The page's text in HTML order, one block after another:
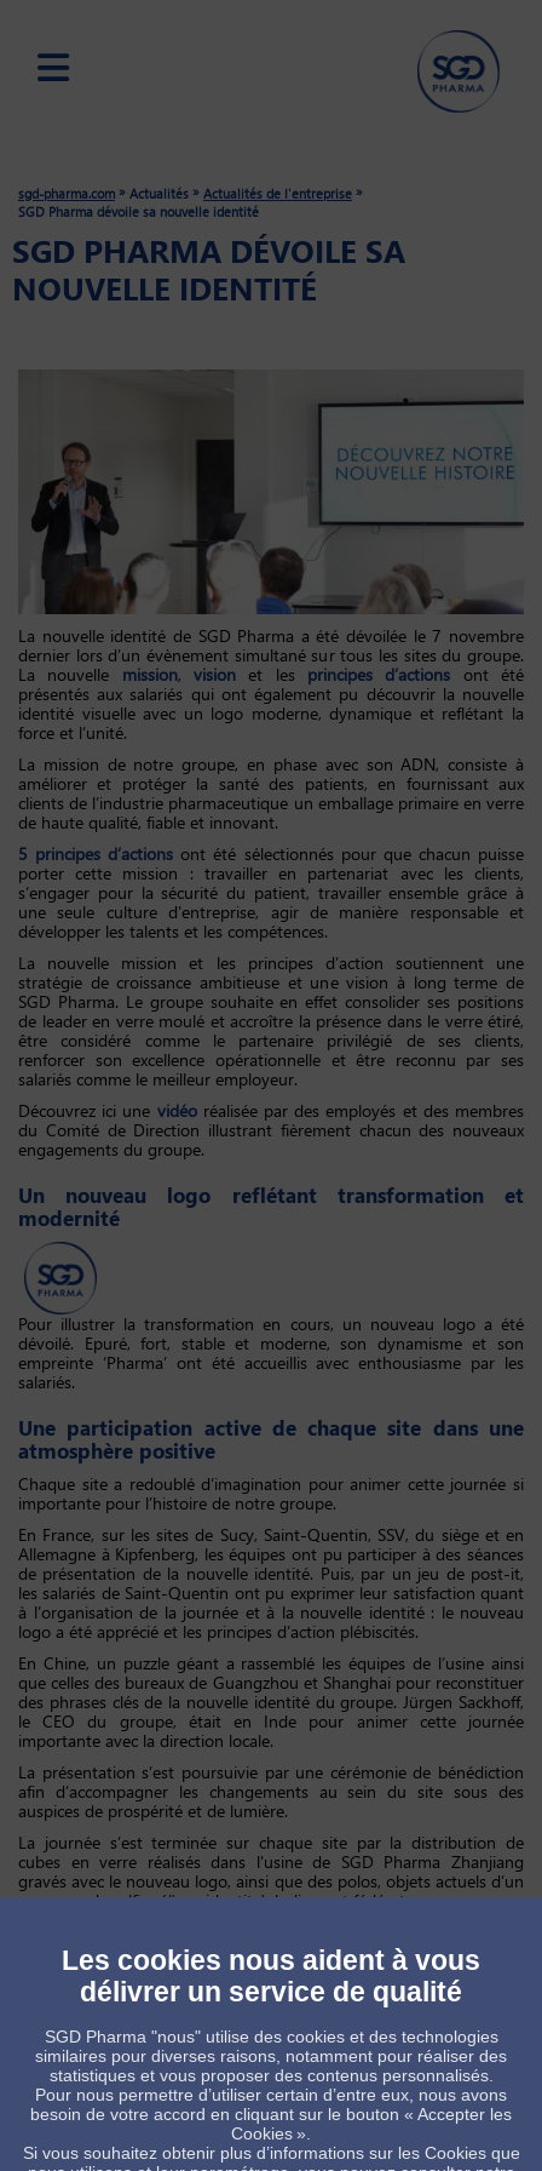
content
sgd-pharma.com » Actualités » Actualités de l'entreprise »
SGD Pharma dévoile sa nouvelle identité
SGD PHARMA DÉVOILE SA
NOUVELLE IDENTITÉ
La nouvelle identité de SGD Pharma a été dévoilée le 7 novembre
dernier lors d’un évènement simultané sur tous les sites du groupe.
La nouvelle mission,vision et les principes d’actions ont été
présentés aux salariés qui ont également pu découvrir la nouvelle
identité visuelle avec un logo moderne, dynamique et reflétant la
force et l’unité.
La mission de notre groupe, en phase avec son ADN, consiste à
améliorer et protéger la santé des patients, en fournissant aux
clients de l’industrie pharmaceutique un emballage primaire en verre
de haute qualité, fiable et innovant.
5 principes d’actions ont été sélectionnés pour que chacun puisse
porter cette mission : travailler en partenariat avec les clients,
s’engager pour la sécurité du patient, travailler ensemble grâce à
une seule culture d’entreprise, agir de manière responsable et
développer les talents et les compétences.
La nouvelle mission et les principes d’action soutiennent une
stratégie de croissance ambitieuse et une vision à long terme de
SGD Pharma. Le groupe souhaite en effet consolider ses positions
de leader en verre moulé et accroître la présence dans le verre étiré,
être considéré comme le partenaire privilégié de ses clients,
renforcer son excellence opérationnelle et être reconnu par ses
salariés comme le meilleur employeur.
Découvrez ici une vidéoréalisée par des employés et des membres
du Comité de Direction illustrant fièrement chacun des nouveaux
engagements du groupe.
Un nouveau logo reflétant transformation et
modernité
Pour illustrer la transformation en cours, un nouveau logo a été
dévoilé. Epuré, fort, stable et moderne, son dynamisme et son
empreinte ‘Pharma’ ont été accueillis avec enthousiasme par les
salariés.
Une participation active de chaque site dans une
atmosphère positive
Chaque site a redoublé d’imagination pour animer cette journée si
importante pour l’histoire de notre groupe.
En France, sur les sites de Sucy, Saint-Quentin, SSV, du siège et en
Allemagne à Kipfenberg, les équipes ont pu participer à des séances
de présentation de la nouvelle identité. Puis, par un jeu de post-it,
les salariés de Saint-Quentin ont pu exprimer leur satisfaction quant
à l’organisation de la journée et à la nouvelle identité : le nouveau
logo a été apprécié et les principes d’action plébiscités.
En Chine, un puzzle géant a rassemblé les équipes de l’usine ainsi
que celles des bureaux de Guangzhou et Shanghai pour reconstituer
des phrases clés de la nouvelle identité du groupe. Jürgen Sackhoff,
le CEO du groupe, était en Inde pour animer cette journée
importante avec la direction locale.
La présentation s’est poursuivie par une cérémonie de bénédiction
afin d’accompagner les changements au sein du site sous des
auspices de prospérité et de lumière.
La journée s’est terminée sur chaque site par la distribution de
cubes en verre réalisés dans l'usine de SGD Pharma Zhanjiang
gravés avec le nouveau logo, ainsi que des polos, objets actuels d’un
concours de selfies (#newidentity), ludique et fédérateur.
Les cookies nous aident à vous
délivrer un service de qualité
SGD Pharma "nous" utilise des cookies et des technologies
similaires pour diverses raisons, notamment pour réaliser des
statistiques et vous proposer des contenus personnalisés.
Pour nous permettre d’utiliser certain d’entre eux, nous avons
besoin de votre accord en cliquant sur le bouton « Accepter les
Cookies ».
Si vous souhaitez obtenir plus d’informations sur les Cookies que